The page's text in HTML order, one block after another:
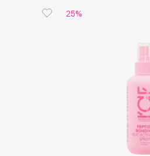
25%